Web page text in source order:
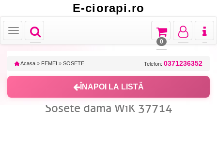
E-ciorapi.ro
Toggle
navigation
Toggle
Toggle
navigation
Toggle
navigation
Toggle
navigation
0
Acasa » FEMEI » SOSETE Telefon: 0371236352
ÎNAPOI LA LISTĂ
Sosete dama WiK 37714